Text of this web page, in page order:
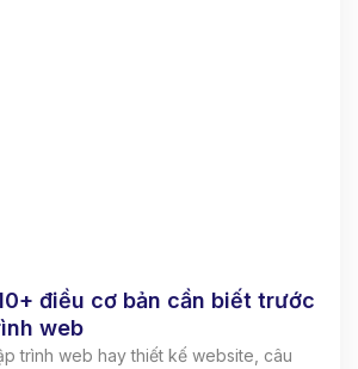
điều cơ bản cần biết trước
web
trình web hay thiết kế website, câu